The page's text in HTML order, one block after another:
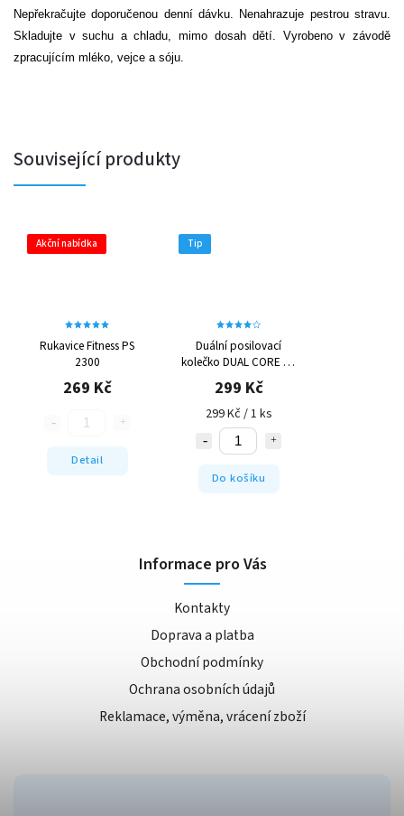
Nepřekračujte doporučenou denní dávku. Nenahrazuje pestrou stravu.
Skladujte v suchu a chladu, mimo dosah dětí. Vyrobeno v závodě
zpracujícím mléko, vejce a sóju.
Související produkty
Akční nabídka
Rukavice Fitness PS
2300
269 Kč
Detail
Tip
Duální posilovací
kolečko DUAL CORE PS
299 Kč
299 Kč / 1 ks
Do košíku
Informace pro Vás
Kontakty
Doprava a platba
Obchodní podmínky
Ochrana osobních údajů
Reklamace, výměna, vrácení zboží